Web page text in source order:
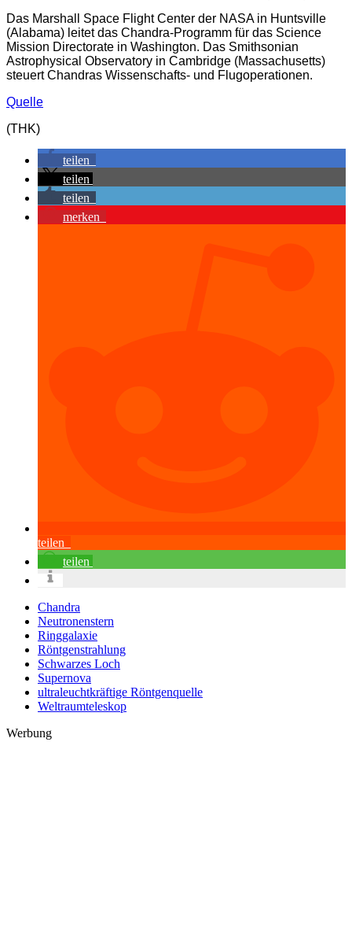
Das Marshall Space Flight Center der NASA in Huntsville
(Alabama) leitet das Chandra-Programm für das Science
Mission Directorate in Washington. Das Smithsonian
Astrophysical Observatory in Cambridge (Massachusetts)
steuert Chandras Wissenschafts- und Flugoperationen.
Quelle
(THK)
teilen
teilen
teilen
merken
teilen
teilen
Chandra
Neutronenstern
Ringgalaxie
Röntgenstrahlung
Schwarzes Loch
Supernova
ultraleuchtkräftige Röntgenquelle
Weltraumteleskop
Werbung